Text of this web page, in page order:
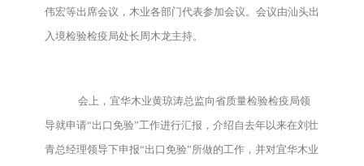
伟宏等出席会议，木业各部门代表参加会议。会议由汕头出
入境检验检疫局处长周木龙主持。
会上，宜华木业黄琼涛总监向省质量检验检疫局领
导就申请“出口免验”工作进行汇报，介绍自去年以来在刘壮
青总经理领导下申报“出口免验”所做的工作，并对宜华木业